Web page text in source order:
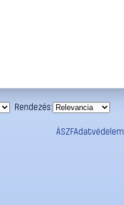
Rendezés:
ÁSZFAdatvédelem